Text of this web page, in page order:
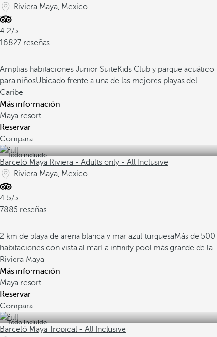
Riviera Maya, Mexico
4.2/5
16827 reseñas
Amplias habitaciones Junior SuiteKids Club y parque acuático
para niñosUbicado frente a una de las mejores playas del
Caribe
Más información
Maya resort
Reservar
Compara
Todo incluido
Barceló Maya Riviera - Adults only - All Inclusive
Riviera Maya, Mexico
4.5/5
7885 reseñas
2 km de playa de arena blanca y mar azul turquesaMás de 500
habitaciones con vista al marLa infinity pool más grande de la
Riviera Maya
Más información
Maya resort
Reservar
Compara
Todo incluido
Barceló Maya Tropical - All Inclusive